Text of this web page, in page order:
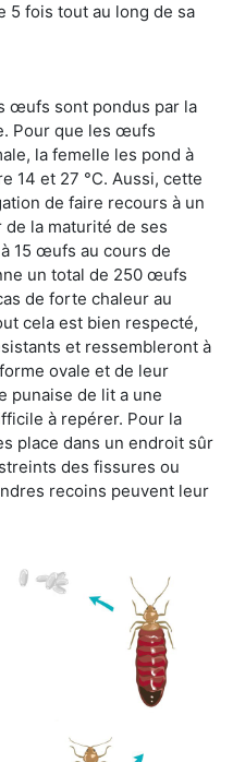
5 fois tout au long de sa
œufs sont pondus par la
Pour que les œufs
la femelle les pond à
14 et 27 °C. Aussi, cette
de faire recours à un
la maturité de ses
15 œufs au cours de
un total de 250 œufs
de forte chaleur au
cela est bien respecté,
et ressembleront à
ovale et de leur
punaise de lit a une
à repérer. Pour la
place dans un endroit sûr
des fissures ou
recoins peuvent leur